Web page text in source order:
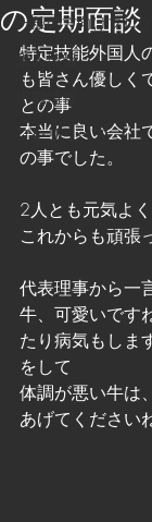
一般の方向けブログ
求人情報
求職情報
プレリリース
の定期面談
特定技能外国人
も皆さん優しく
との事
本当に良い会社
の事でした。
2人とも元気よ
これからも頑張
代表理事から一
牛、可愛いです
たり病気もしま
をして
体調が悪い牛は
あげてください